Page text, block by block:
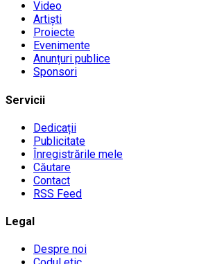
Video
Artiști
Proiecte
Evenimente
Anunțuri publice
Sponsori
Servicii
Dedicații
Publicitate
Înregistrările mele
Căutare
Contact
RSS Feed
Legal
Despre noi